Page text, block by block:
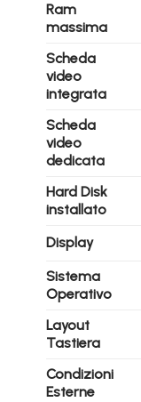
Ram
massima
Scheda
video
integrata
Scheda
video
dedicata
Hard Disk
installato
Display
Sistema
Operativo
Layout
Tastiera
Condizioni
Esterne